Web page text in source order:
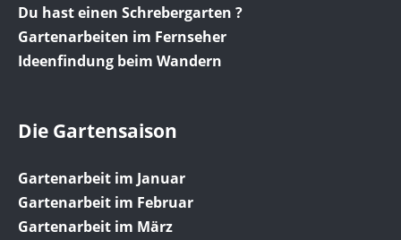
Du hast einen Schrebergarten ?
Gartenarbeiten im Fernseher
Ideenfindung beim Wandern
Die Gartensaison
Gartenarbeit im Januar
Gartenarbeit im Februar
Gartenarbeit im März